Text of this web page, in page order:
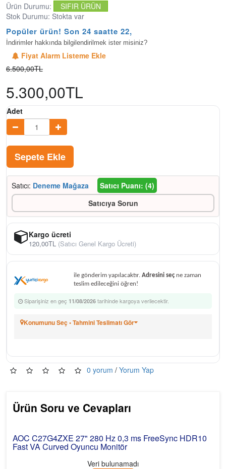
Ürün Durumu:
SIFIR ÜRÜN
Stok Durumu: Stokta var
Popüler ürün! Son 24 saatte 22,4B
İndirimler hakkında bilgilendirilmek ister misiniz?
Fiyat Alarm Listeme Ekle
6.500,00TL
5.300,00TL
Adet
Sepete Ekle
Satıcı: Deneme Mağaza
Satıcı Puanı: (4)
Satıcıya Sorun
Kargo ücreti
120,00TL (Satıcı Genel Kargo Ücreti)
ile gönderim yapılacaktır. Adresini seçne zaman
teslim edileceğini öğren!
Siparişiniz en geç 11/08/2026 tarihinde kargoya verilecektir.
Konumunu Seç • Tahmini Teslimatı Gör
0 yorum / Yorum Yap
Ürün Soru ve Cevapları
AOC C27G4ZXE 27" 280 Hz 0,3 ms FreeSync HDR10
Fast VA Curved Oyuncu Monitör
Veri bulunamadı